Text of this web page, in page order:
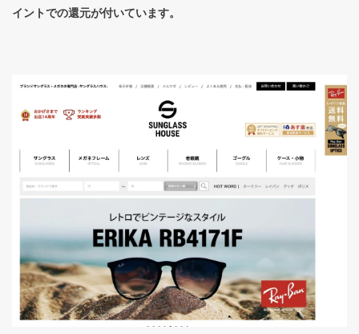
イントでの還元が付いています。